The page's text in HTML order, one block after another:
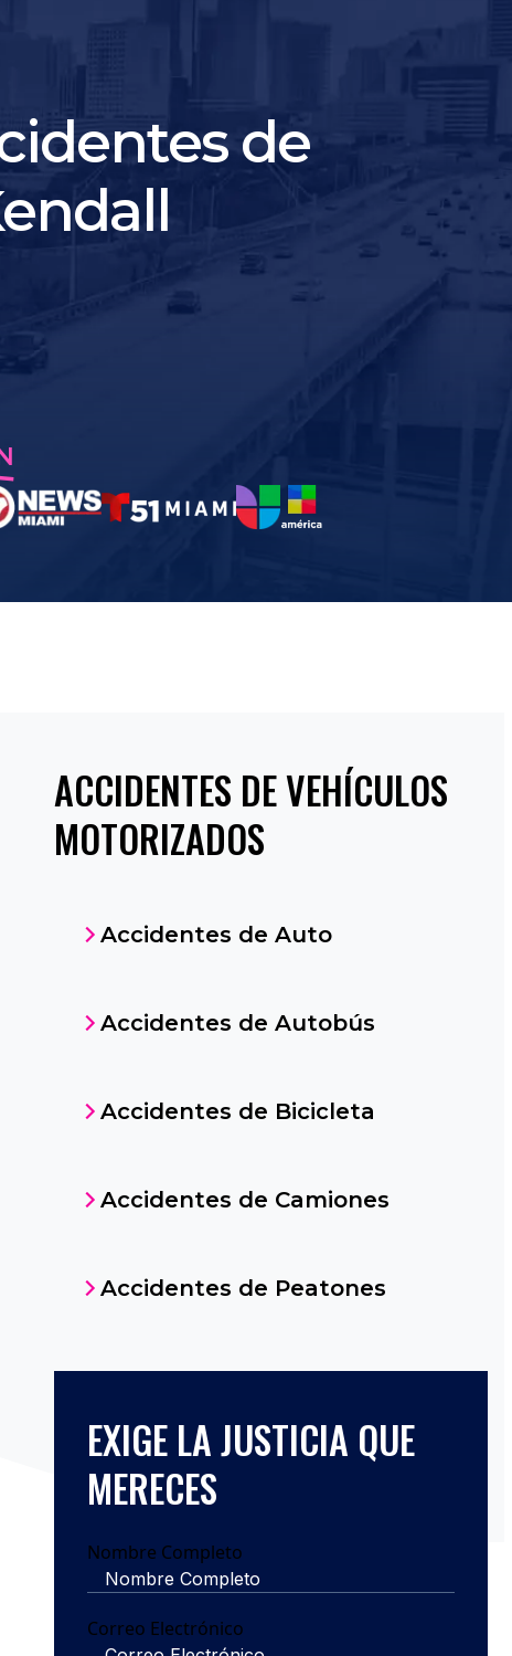
de
ACCIDENTES DE VEHÍCULOS
MOTORIZADOS
Accidentes de Auto
Accidentes de Autobús
Accidentes de Bicicleta
Accidentes de Camiones
Accidentes de Peatones
EXIGE LA JUSTICIA QUE
MERECES
Nombre Completo
Correo Electrónico